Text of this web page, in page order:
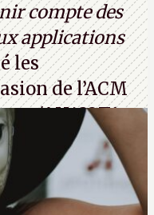
compte des
applications
les
de l’ACM
AH432T1
- Tyler